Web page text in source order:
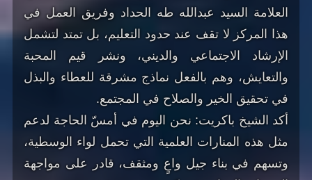
العلامة السيد عبدالله طه الحداد وفريق العمل في
هذا المركز لا تقف عند حدود التعليم، بل تمتد لتشمل
الإرشاد الاجتماعي والديني، ونشر قيم المحبة
والتعايش، وهم بالفعل نماذج مشرقة للعطاء والبذل
في تحقيق الخير والصلاح في المجتمع.
أكد الشيخ باكريت: نحن اليوم في أمسّ الحاجة لدعم
مثل هذه المنارات العلمية التي تحمل لواء الوسطية،
وتسهم في بناء جيل واعٍ ومثقف، قادر على مواجهة